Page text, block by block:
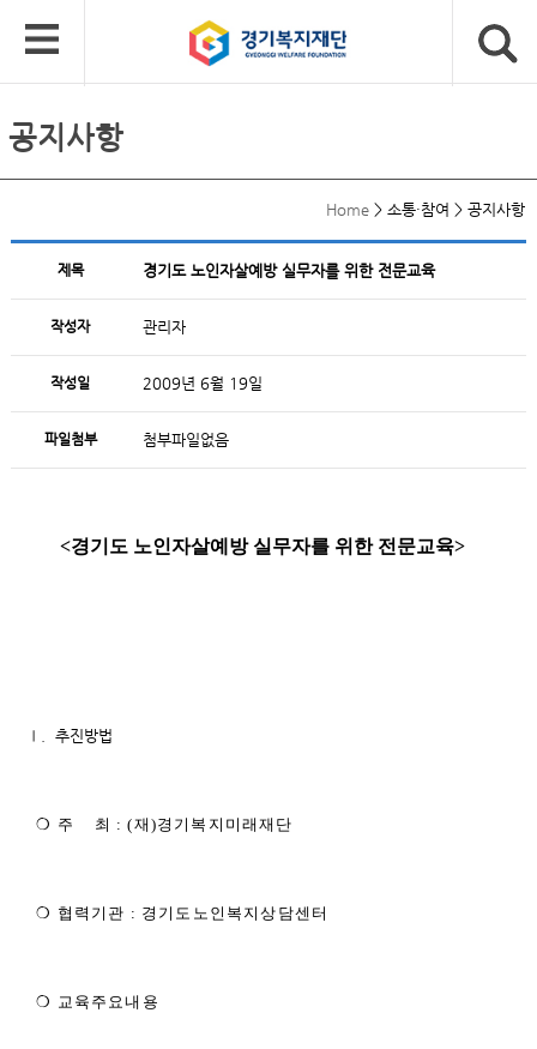
공지사항
Home > 소통·참여 > 공지사항
제목 경기도 노인자살예방 실무자를 위한 전문교육
작성자 관리자
작성일 2009년 6월 19일
파일첨부 첨부파일없음
<경기도 노인자살예방 실무자를 위한 전문교육>
Ⅰ. 추진방법
❍ 주 최 : (재)경기복지미래재단
❍ 협력기관 : 경기도노인복지상담센터
❍ 교육주요내용